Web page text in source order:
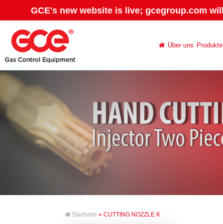
GCE's new website is live; gcegroup.com
Über uns Produkte
Startseite » CUTTING NOZZLE K